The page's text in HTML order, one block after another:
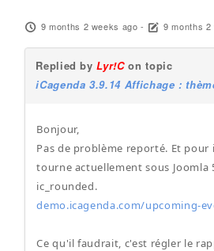
9 months 2 weeks ago - 9 months
Replied byLyr!Con topic
iCagenda 3.9.14 Affichage :
Bonjour,
Pas de problème reporté. Et pour
tourne actuellement sous Joomla
ic_rounded.
demo.icagenda.com/upcoming-
Ce qu'il faudrait, c'est régler le